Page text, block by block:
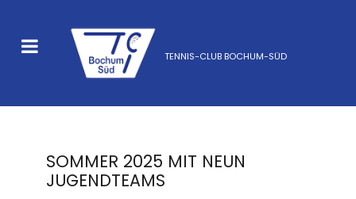
TENNIS-CLUB BOCHUM-SÜD
SOMMER 2025 MIT NEUN
JUGENDTEAMS